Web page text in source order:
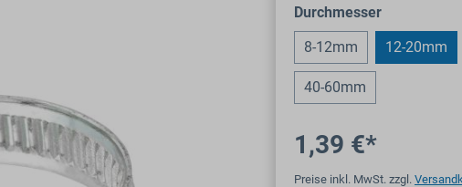
Durchmesserauswählen
8-12mm 12-20mm
40-60mm
1,39 €*
Preise inkl. MwSt. zzgl.